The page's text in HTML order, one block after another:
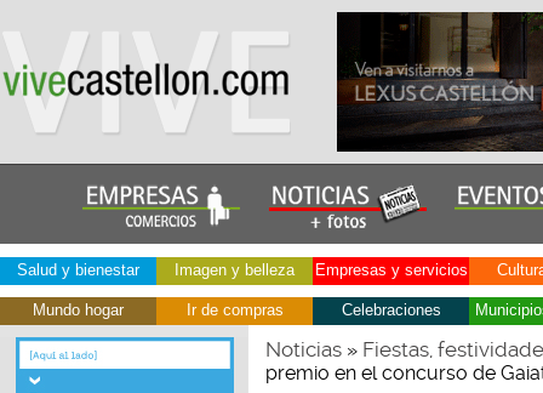
Salud y bienestar Imagen y belleza Empresas y servicios
Mundo hogar Ir de compras Celebraciones
Noticias» Fiestas,
premio en el concurso de